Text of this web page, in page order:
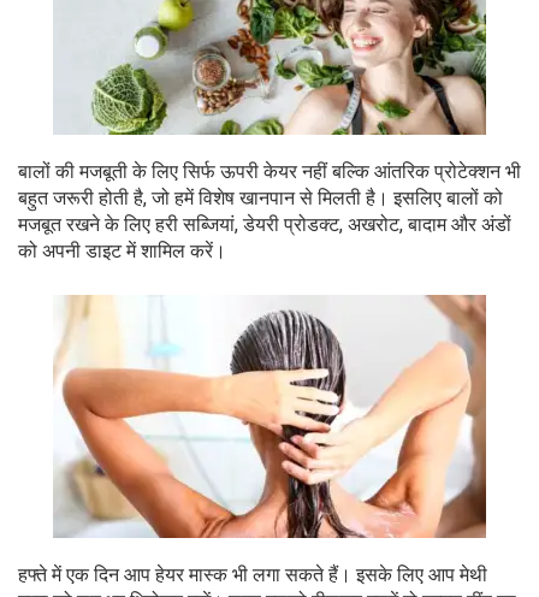
बालों की मजबूती के लिए सिर्फ ऊपरी केयर नहीं बल्कि आंतरिक प्रोटेक्शन भी
बहुत जरूरी होती है, जो हमें विशेष खानपान से मिलती है। इसलिए बालों को
मजबूत रखने के लिए हरी सब्जियां, डेयरी प्रोडक्ट, अखरोट, बादाम और अंडों
को अपनी डाइट में शामिल करें।
हफ्ते में एक दिन आप हेयर मास्क भी लगा सकते हैं। इसके लिए आप मेथी